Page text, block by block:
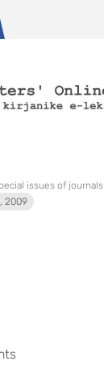
issues of journals
2009